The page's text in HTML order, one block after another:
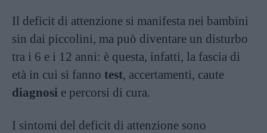
Il deficit di attenzione si manifesta nei bambini
sin dai piccolini, ma può diventare un disturbo
tra i 6 e i 12 anni: è questa, infatti, la fascia di
età in cui si fanno test, accertamenti, caute
diagnosi e percorsi di cura.
I sintomi del deficit di attenzione sono